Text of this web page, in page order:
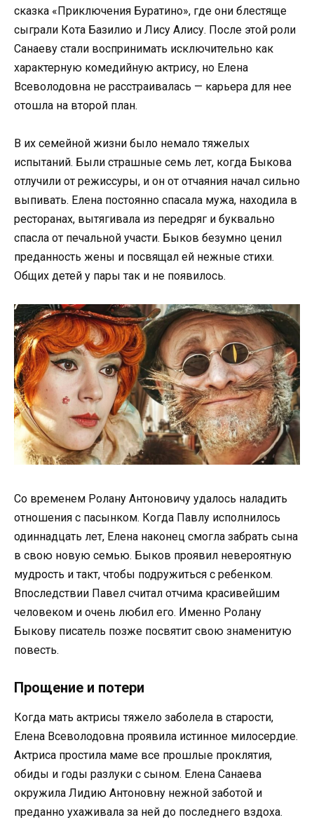
сказка «Приключения Буратино», где они блестяще
сыграли Кота Базилио и Лису Алису. После этой роли
Санаеву стали воспринимать исключительно как
характерную комедийную актрису, но Елена
Всеволодовна не расстраивалась — карьера для нее
отошла на второй план.
В их семейной жизни было немало тяжелых
испытаний. Были страшные семь лет, когда Быкова
отлучили от режиссуры, и он от отчаяния начал сильно
выпивать. Елена постоянно спасала мужа, находила в
ресторанах, вытягивала из передряг и буквально
спасла от печальной участи. Быков безумно ценил
преданность жены и посвящал ей нежные стихи.
Общих детей у пары так и не появилось.
Со временем Ролану Антоновичу удалось наладить
отношения с пасынком. Когда Павлу исполнилось
одиннадцать лет, Елена наконец смогла забрать сына
в свою новую семью. Быков проявил невероятную
мудрость и такт, чтобы подружиться с ребенком.
Впоследствии Павел считал отчима красивейшим
человеком и очень любил его. Именно Ролану
Быкову писатель позже посвятит свою знаменитую
повесть.
Прощение и потери
Когда мать актрисы тяжело заболела в старости,
Елена Всеволодовна проявила истинное милосердие.
Актриса простила маме все прошлые проклятия,
обиды и годы разлуки с сыном. Елена Санаева
окружила Лидию Антоновну нежной заботой и
преданно ухаживала за ней до последнего вздоха.